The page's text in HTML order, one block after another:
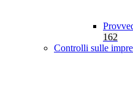
162
Controlli sulle